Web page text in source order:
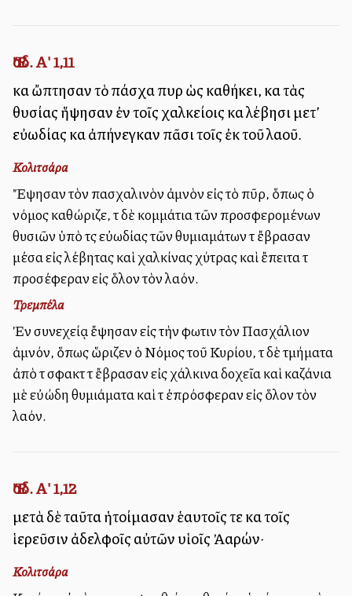
Ἔσδ. Α' 1,11
καὶ ὤπτησαν τὸ πάσχα πυρὶ ὡς καθήκει, καὶ τὰς
θυσίας ἥψησαν ἐν τοῖς χαλκείοις καὶ λέβησι μετ’
εὐωδίας καὶ ἀπήνεγκαν πᾶσι τοῖς ἐκ τοῦ λαοῦ.
Κολιτσάρα
Ἔψησαν τὸν πασχαλινὸν ἀμνὸν εἰς τὸ πῦρ, ὅπως ὁ
νόμος καθώριζε, τὰ δὲ κομμάτια τῶν προσφερομένων
θυσιῶν ὑπὸ τὰς εὐωδίας τῶν θυμιαμάτων τὰ ἔβρασαν
μέσα εἰς λέβητας καὶ χαλκίνας χύτρας καὶ ἔπειτα τὰ
προσέφεραν εἰς ὅλον τὸν λαόν.
Τρεμπέλα
Ἐν συνεχείᾳ ἔψησαν εἰς τὴν φωτιὰν τὸν Πασχάλιον
ἀμνόν, ὅπως ὥριζεν ὁ Νόμος τοῦ Κυρίου, τὰ δὲ τμήματα
ἀπὸ τὰ σφακτὰ τὰ ἔβρασαν εἰς χάλκινα δοχεῖα καὶ καζάνια
μὲ εὐώδη θυμιάματα καὶ τὰ ἐπρόσφεραν εἰς ὅλον τὸν
λαόν.
Ἔσδ. Α' 1,12
μετὰ δὲ ταῦτα ἡτοίμασαν ἑαυτοῖς τε καὶ τοῖς
ἱερεῦσιν ἀδελφοῖς αὐτῶν υἱοῖς Ἀαρών·
Κολιτσάρα